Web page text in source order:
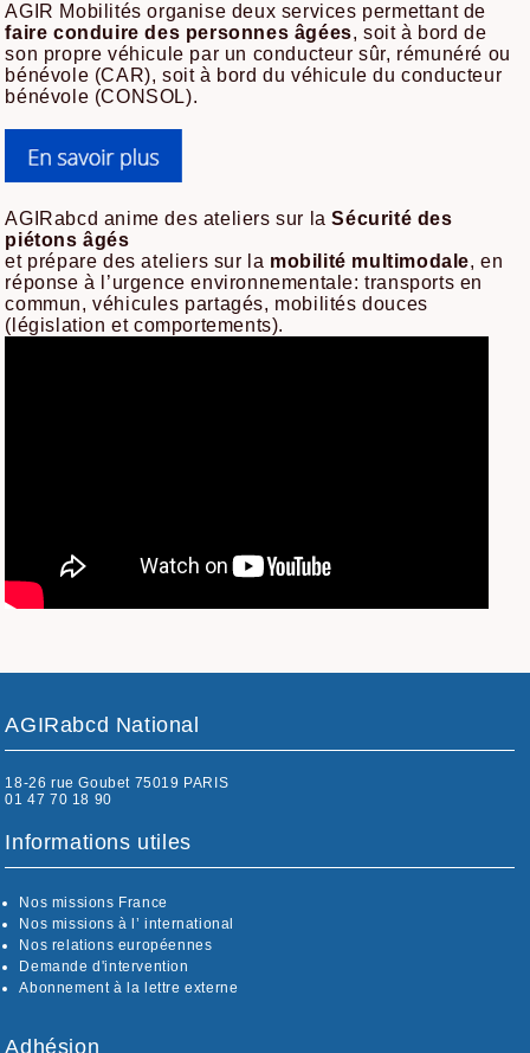
AGIR Mobilités organise deux services permettant de
faire conduire des personnes âgées, soit à bord de
son propre véhicule par un conducteur sûr, rémunéré ou
bénévole (CAR), soit à bord du véhicule du conducteur
bénévole (CONSOL).
AGIRabcd anime des ateliers sur laSécurité des
piétons âgés
et prépare des ateliers sur la mobilité multimodale, en
réponse à l’urgence environnementale: transports en
commun, véhicules partagés, mobilités douces
(législation et comportements).
AGIRabcd National
18-26 rue Goubet 75019 PARIS
01 47 70 18 90
Informations utiles
Nos missions France
Nos missions à l’ international
Nos relations européennes
Demande d'intervention
Abonnement à la lettre externe
Adhésion